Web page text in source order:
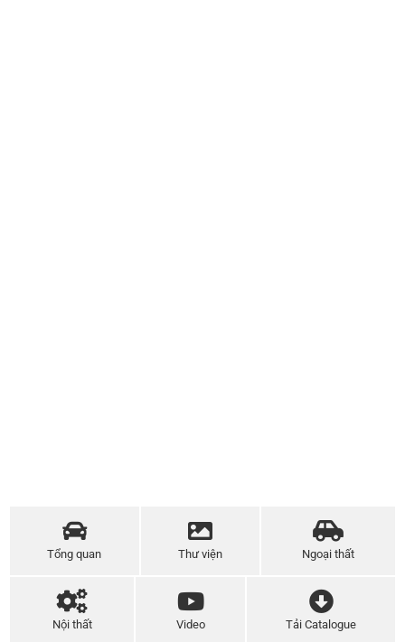
Tổng quan Thư viện Ngoại thất
Nội thất Video Tải Catalogue